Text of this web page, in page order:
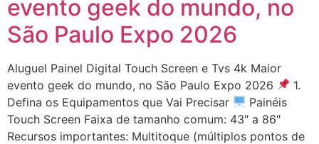
evento geek do mundo, no
São Paulo Expo 2026
Aluguel Painel Digital Touch Screen e Tvs 4k Maior
evento geek do mundo, no São Paulo Expo 2026
1.
Defina os Equipamentos que Vai Precisar
Painéis
Touch Screen Faixa de tamanho comum: 43″ a 86″
Recursos importantes: Multitoque (múltiplos pontos de